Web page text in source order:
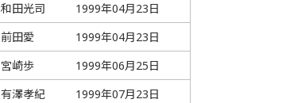
和田光司
1999年04月23日
前田愛
1999年04月23日
宮崎歩
1999年06月25日
有澤孝紀
1999年07月23日